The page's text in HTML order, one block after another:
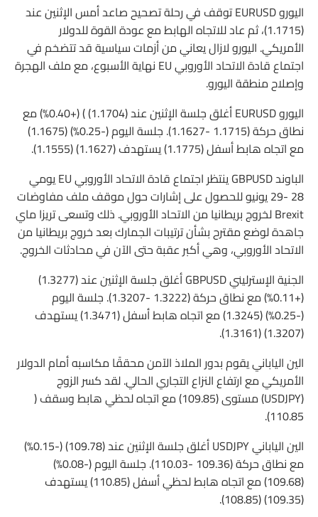
اليورو EURUSD توقف في رحلة تصحيح صاعد أمس الإثنين عند
(1.1715)، ثم عاد للاتجاه الهابط مع عودة القوة للدولار
الأمريكي. اليورو لازال يعاني من أزمات سياسية قد تتضخم في
اجتماع قادة الاتحاد الأوروبي EU نهاية الأسبوع، مع ملف الهجرة
وإصلاح منطقة اليورو.
اليورو EURUSD أغلق جلسة الإثنين عند (1.1704) ) (+0.40%) مع
نطاق حركة (1.1715 -1.1627). جلسة اليوم (-0.25%) (1.1675)
مع اتجاه هابط أسفل (1.1775) يستهدف (1.1627) (1.1555).
الباوند GBPUSD ينتظر اجتماع قادة الاتحاد الأوروبي EU يومي
28 -29 يونيو للحصول على إشارات حول موقف ملف مفاوضات
Brexit لخروج بريطانيا من الاتحاد الأوروبي. ذلك وتسعى تريزا ماي
جاهدة لوضع مقترح بشأن ترتيبات الجمارك بعد خروج بريطانيا من
الاتحاد الأوروبي، وهي أكبر عقبة حتى الآن في محادثات الخروج.
الجنية الإسترليني GBPUSD أغلق جلسة الإثنين عند (1.3277)
(+0.11%) مع نطاق حركة (1.3222 -1.3207). جلسة اليوم
(-0.25%) (1.3245) مع اتجاه هابط أسفل (1.3471) يستهدف
(1.3207) (1.3161).
الين الياباني يقوم بدور الملاذ الآمن محققًا مكاسبه أمام الدولار
الأمريكي مع ارتفاع النزاع التجاري الحالي. لقد كسر الزوج
(USDJPY) مستوى (109.85) مع اتجاه لحظي هابط وسقف (
110.85).
الين الياباني USDJPY أغلق جلسة الإثنين عند (109.78) (-0.15%)
مع نطاق حركة (109.36 -110.03). جلسة اليوم (-0.08%)
(109.68) مع اتجاه هابط لحظي أسفل (110.85) يستهدف
(109.35) (108.85).